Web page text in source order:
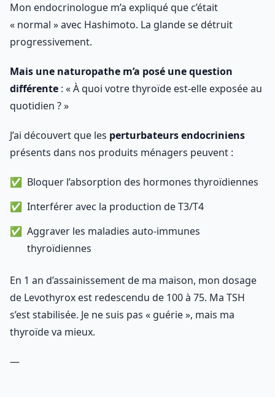
Mon endocrinologue m’a expliqué que c’était
« normal » avec Hashimoto. La glande se détruit
progressivement.
Mais une naturopathe m’a posé une question
différente : « À quoi votre thyroïde est-elle exposée au
quotidien ? »
J’ai découvert que les perturbateurs endocriniens
présents dans nos produits ménagers peuvent :
Bloquer l’absorption des hormones thyroïdiennes
Interférer avec la production de T3/T4
Aggraver les maladies auto-immunes
thyroïdiennes
En 1 an d’assainissement de ma maison, mon dosage
de Levothyrox est redescendu de 100 à 75. Ma TSH
s’est stabilisée. Je ne suis pas « guérie », mais ma
thyroïde va mieux.
—